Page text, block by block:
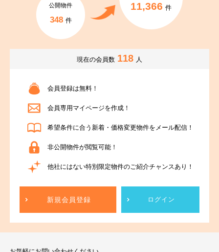
公開物件
348 件
11,366 件
現在の会員数 118 人
会員登録は無料！
会員専用マイページを作成！
希望条件に合う新着・価格変更物件をメール配信！
非公開物件が閲覧可能！
他社にはない特別限定物件のご紹介チャンスあり！
新規会員登録 ログイン